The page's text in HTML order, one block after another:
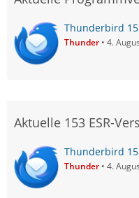
Thunderbird
Thunder 4.
Aktuelle 153 ESR-
Thunderbird
Thunder 4.